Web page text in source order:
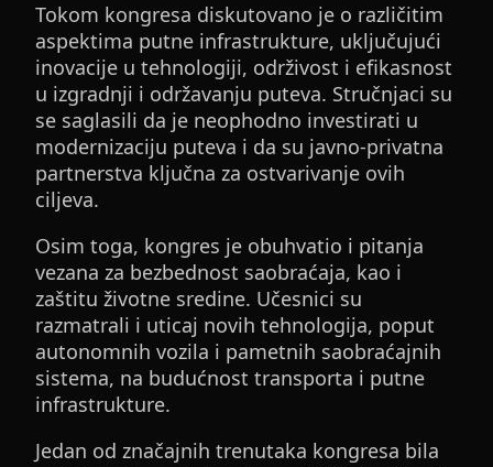
Tokom kongresa diskutovano je o različitim
aspektima putne infrastrukture, uključujući
inovacije u tehnologiji, održivost i efikasnost
u izgradnji i održavanju puteva. Stručnjaci su
se saglasili da je neophodno investirati u
modernizaciju puteva i da su javno-privatna
partnerstva ključna za ostvarivanje ovih
ciljeva.
Osim toga, kongres je obuhvatio i pitanja
vezana za bezbednost saobraćaja, kao i
zaštitu životne sredine. Učesnici su
razmatrali i uticaj novih tehnologija, poput
autonomnih vozila i pametnih saobraćajnih
sistema, na budućnost transporta i putne
infrastrukture.
Jedan od značajnih trenutaka kongresa bila